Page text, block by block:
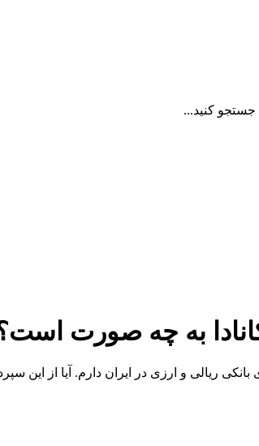
جستجو کنید...
به چه صورت
ریالی و ارزی در ایران دارم. آیا از این